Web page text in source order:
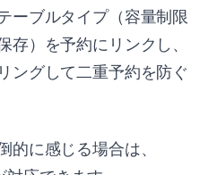
ーブルタイプ（容量制限
存）を予約にリンクし、
ングして二重予約を防ぐ
的に感じる場合は、